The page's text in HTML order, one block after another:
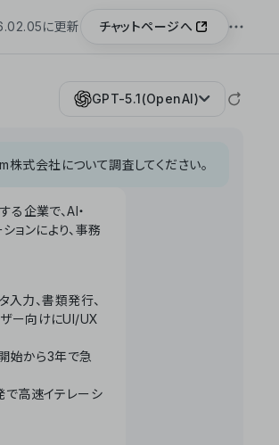
に更新 チャットページへ
GPT-5.1(OpenAI)
株式会社について調査してください。
企業で、AI・
ョンにより、事務
力、書類発行、
ザー向けにUI/UX
始から3年で急
で高速イテレーシ